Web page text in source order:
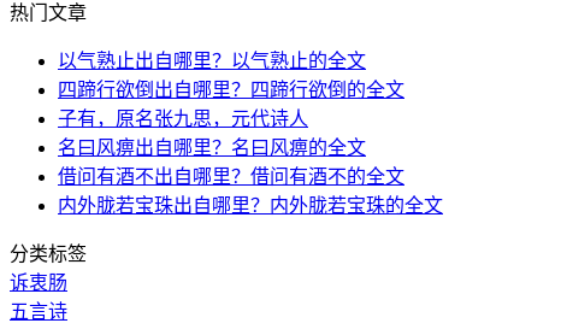
热门文章
以气熟止出自哪里？以气熟止的全文
四蹄行欲倒出自哪里？四蹄行欲倒的全文
子有，原名张九思，元代诗人
名曰风痹出自哪里？名曰风痹的全文
借问有酒不出自哪里？借问有酒不的全文
内外胧若宝珠出自哪里？内外胧若宝珠的全文
分类标签
诉衷肠
五言诗